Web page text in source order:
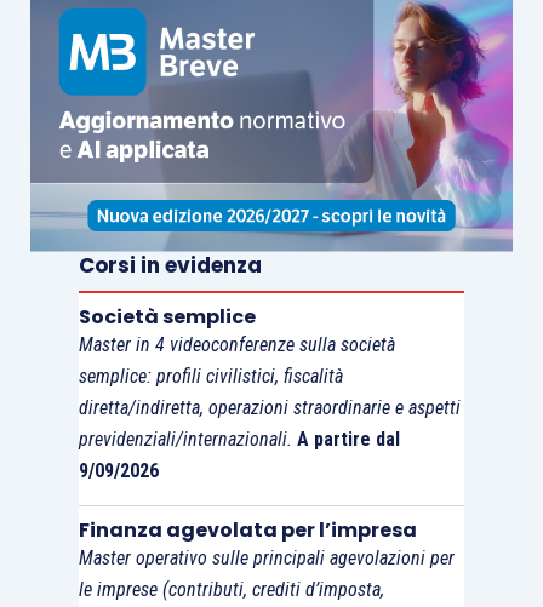
Corsi in evidenza
Società semplice
Master in 4 videoconferenze sulla società
semplice: profili civilistici, fiscalità
diretta/indiretta, operazioni straordinarie e aspetti
previdenziali/internazionali. A partire dal
9/09/2026
Finanza agevolata per l’impresa
Master operativo sulle principali agevolazioni per
le imprese (contributi, crediti d’imposta,